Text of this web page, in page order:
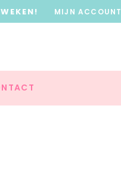
MIJN ACCOUNT